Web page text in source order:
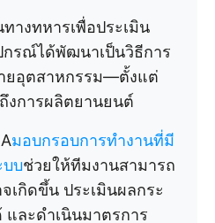
างทหารเพื่อประเมิน
กรณ์ได้พัฒนาเป็นวิธีการ
ยอุตสาหกรรม—ตั้งแต่
งการผลิตยานยนต์
มอบกรอบการทำงานที่มี
บบช่วยให้ทีมงานสามารถ
เกิดขึ้น ประเมินผลกระ
และดำเนินมาตรการ